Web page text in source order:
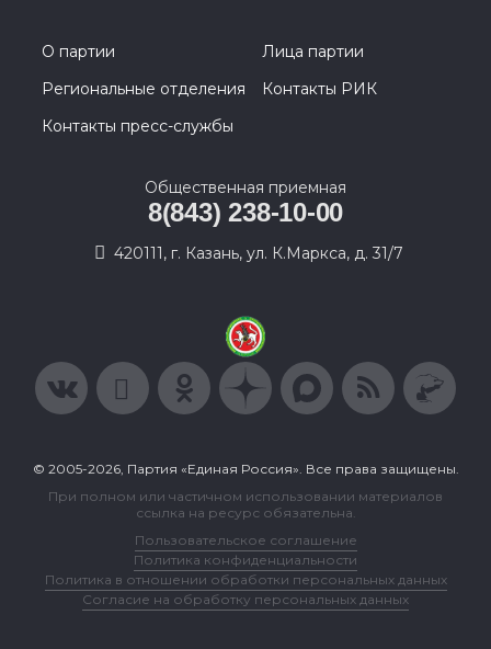
О партии
Лица партии
Региональные отделения
Контакты РИК
Контакты пресс-службы
Общественная приемная
8(843) 238-10-00
420111, г. Казань, ул. К.Маркса, д. 31/7
© 2005-2026, Партия «Единая Россия». Все права защищены.
При полном или частичном использовании материалов
ссылка на ресурс обязательна.
Пользовательское соглашение
Политика конфиденциальности
Политика в отношении обработки персональных данных
Согласие на обработку персональных данных